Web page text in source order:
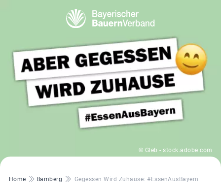
© Gleb - stock.adobe.com
Pfadnavigation
Home Bamberg Gegessen Wird Zuhause: #EssenAusBayern